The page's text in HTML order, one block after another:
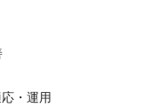
・運用